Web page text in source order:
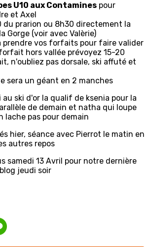
U10 aux Contamines pour
Alexandre et Axel
prarion ou 8h30 directement la
la Gorge (voir avec Valèrie)
vos forfaits pour faire valider
hors vallée prévoyez 15-20
n'oubliez pas dorsale, ski affuté et
croute
en 2 manches
ski d'or la qualif de ksenia pour la
de demain et natha qui loupe
lache pas pour demain
hier, séance avec Pierrot le matin en
autres repos
samedi 13 Avril pour notre dernière
jeudi soir